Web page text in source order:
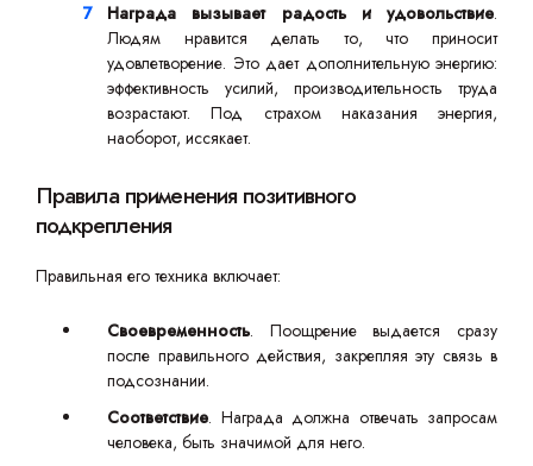
Награда вызывает радость и удовольствие.
Людям нравится делать то, что приносит
удовлетворение. Это дает дополнительную энергию:
эффективность усилий, производительность труда
возрастают. Под страхом наказания энергия,
наоборот, иссякает.
Правила применения позитивного
подкрепления
Правильная его техника включает:
Своевременность. Поощрение выдается сразу
после правильного действия, закрепляя эту связь в
подсознании.
Соответствие. Награда должна отвечать запросам
человека, быть значимой для него.